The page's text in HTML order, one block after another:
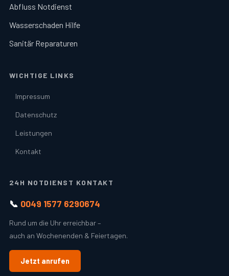
Abfluss Notdienst
Wasserschaden Hilfe
Sanitär Reparaturen
WICHTIGE LINKS
Impressum
Datenschutz
Leistungen
Kontakt
24H NOTDIENST KONTAKT
📞 0049 1577 6290674
Rund um die Uhr erreichbar –
auch an Wochenenden & Feiertagen.
Jetzt anrufen